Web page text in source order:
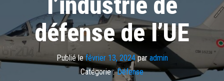
défense de l’UE
Publié lefévrier 13, 2024par admin
Catégorie : Défense